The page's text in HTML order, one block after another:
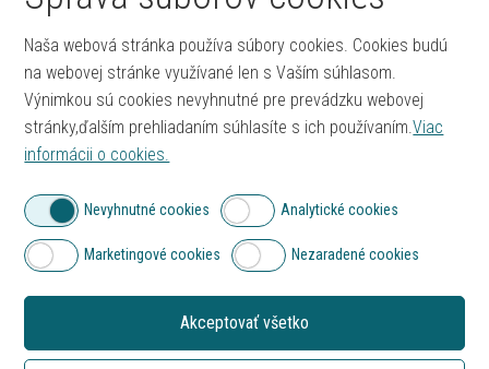
Rýchly kontakt
Technická podpora
podpora@itprofi.sk
Objednávky a fakturácia
0905 214 067
objednavky@itprofi.sk
Naša webová stránka používa súbory cookies. Cookies budú
na webovej stránke využívané len s Vaším súhlasom.
Výnimkou sú cookies nevyhnutné pre prevádzku webovej
stránky,ďalším prehliadaním súhlasíte s ich používaním.Viac
informácii o cookies.
Nevyhnutné cookies Analytické cookies
Marketingové cookies Nezaradené cookies
Akceptovať všetko